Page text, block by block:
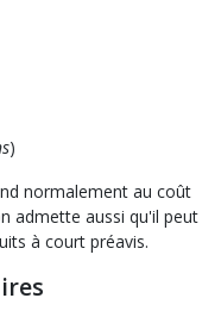
)
normalement au coût
admette aussi qu'il peut
à court préavis.